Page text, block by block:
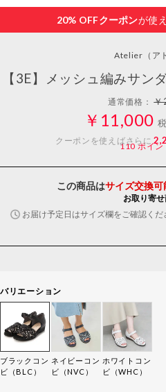
20% OFFクーポンが使
Atelier （ア
【3E】メッシュ編みサン
通常価格：￥
￥11,000
クーポンを使えばさらに
110ポイン
この商品はサイズ交換
お取り寄
お届け予定日はサイズ欄をご確認くだ
バリエーション
ブラックコン
ビ（BLC）
ネイビーコン
ビ（NVC）
ホワイトコン
ビ（WHC）